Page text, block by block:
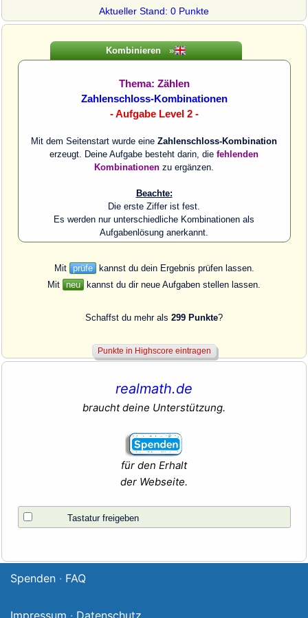
Kombinieren»
Thema: Zählen
Zahlenschloss-Kombinationen
- Aufgabe Level 2 -
Mit dem Seitenstart wurde eine Zahlenschloss-Kombination
erzeugt. Deine Aufgabe besteht darin, die fehlenden
Kombinationen zu ergänzen.
Beachte:
Die erste Ziffer ist fest.
Es werden nur unterschiedliche Kombinationen als
Aufgabenlösung anerkannt.
Mit prüfe kannst du dein Ergebnis prüfen lassen.
Mit neu kannst du dir neue Aufgaben stellen lassen.
Schaffst du mehr als 299 Punkte?
Aktueller Stand: 0 Punkte
realmath.de
braucht deine Unterstützung.
für den Erhalt
der Webseite.
Tastatur freigeben
Spenden · FAQ
Impressum · Datenschutz